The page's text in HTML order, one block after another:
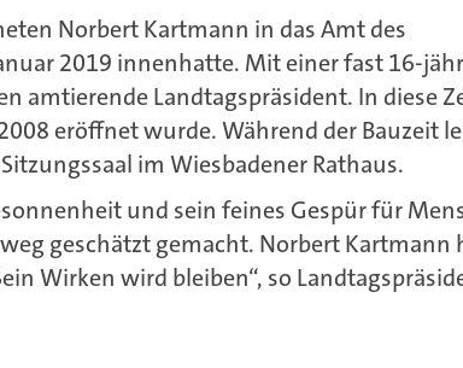
Norbert Kartmann in das Amt des
2019 innenhatte. Mit einer fast 16-
amtierende Landtagspräsident. In diese
eröffnet wurde. Während der Bauzeit
im Wiesbadener Rathaus.
und sein feines Gespür für
geschätzt gemacht. Norbert Kartmann
Wirken wird bleiben“, so